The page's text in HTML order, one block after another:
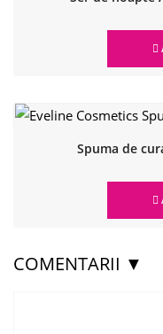
Spuma de
COMENTARII ▼